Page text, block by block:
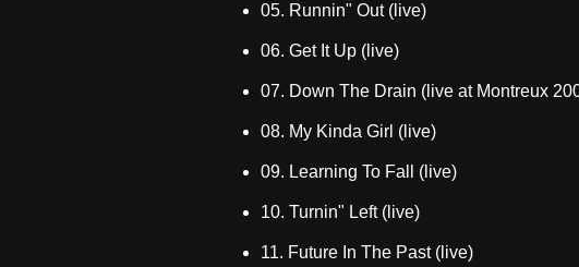
05. Runnin" Out (live)
06. Get It Up (live)
07. Down The Drain (live at Montreux
08. My Kinda Girl (live)
09. Learning To Fall (live)
10. Turnin" Left (live)
11. Future In The Past (live)